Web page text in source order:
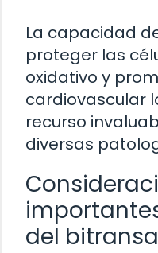
La capacidad
proteger las
oxidativo y
cardiovascular
recurso
diversas
del